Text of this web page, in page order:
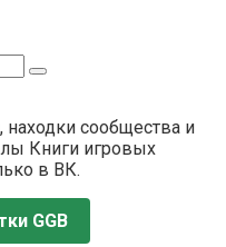
сообщества и
Книги игровых
в ВК.
GGB